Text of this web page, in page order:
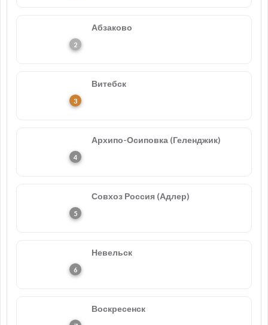
Абзаково
Витебск
Архипо-Осиповка (Геленджик)
Совхоз Россия (Адлер)
Невельск
Воскресенск